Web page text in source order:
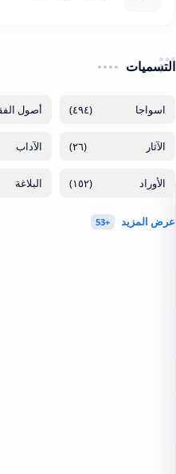
التسميات
(٤٩٤)
(٢٦)
(١٥٢)